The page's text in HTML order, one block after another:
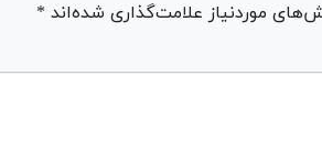
موردنیاز علامت‌گذاری شده‌اند *